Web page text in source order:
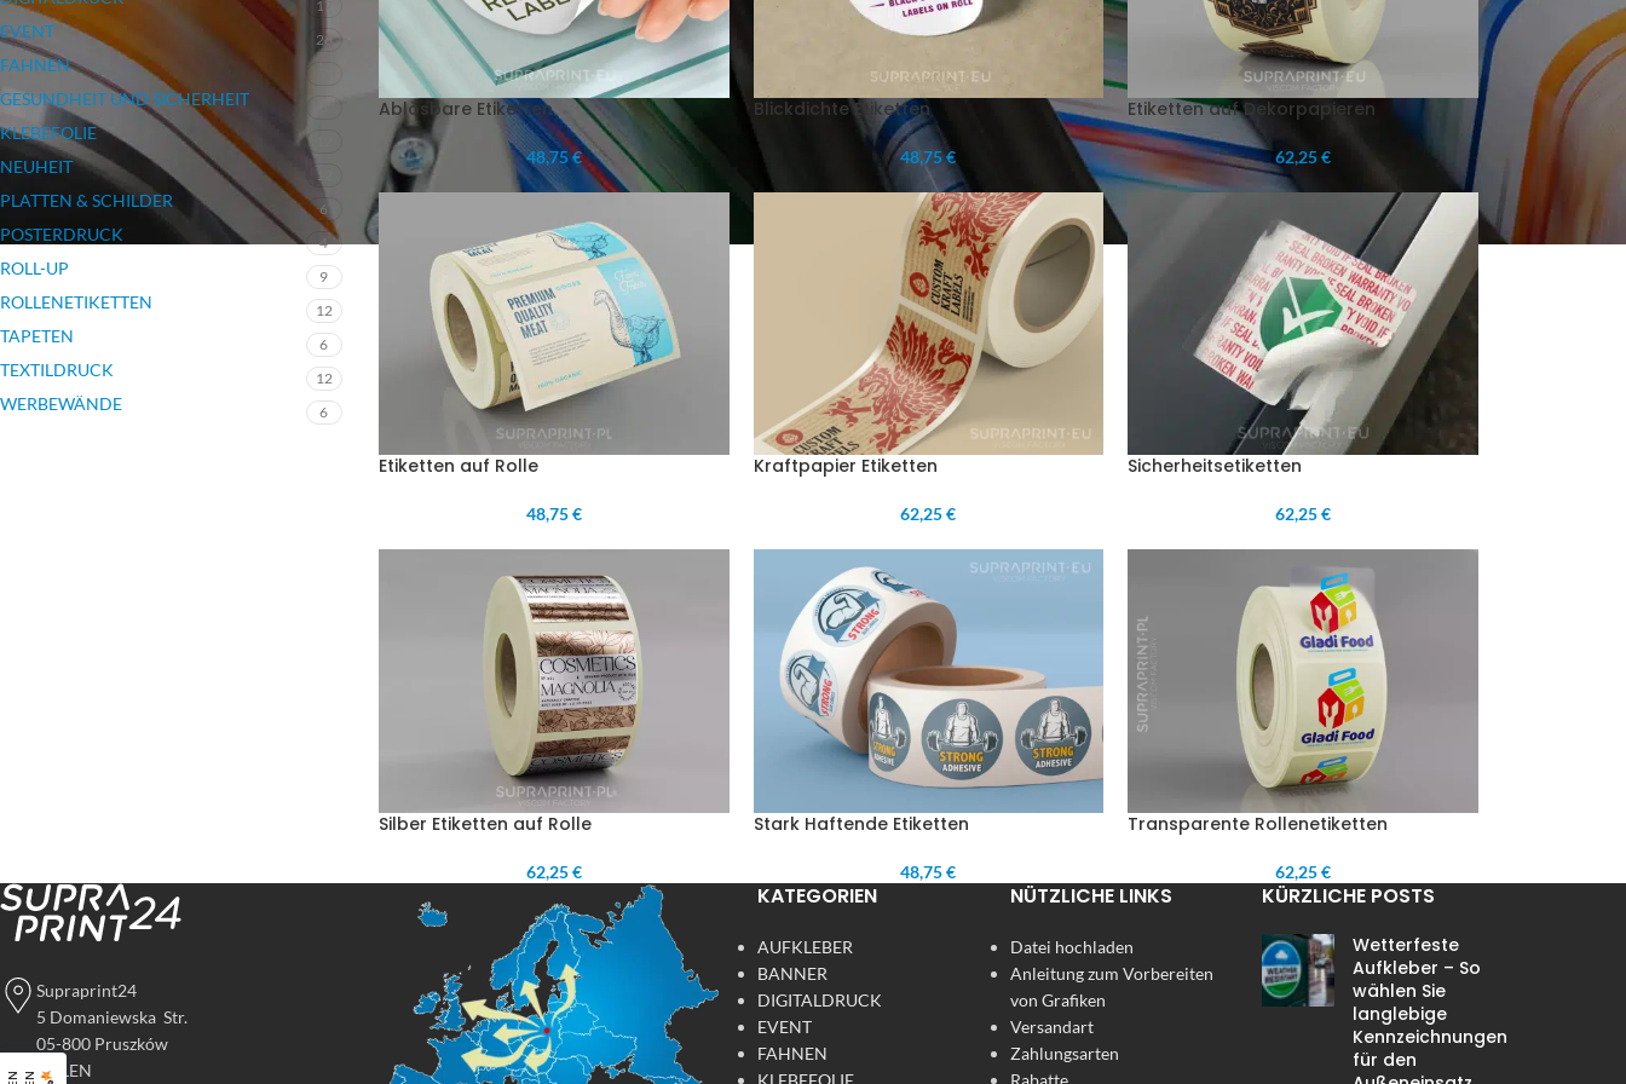
17
EVENT 26
FAHNEN
GESUNDHEIT UND SICHERHEIT
KLEBEFOLIE
NEUHEIT 12
PLATTEN & SCHILDER 6
POSTERDRUCK 4
ROLL-UP 9
ROLLENETIKETTEN 12
TAPETEN 6
TEXTILDRUCK 12
WERBEWÄNDE 6
Ablösbare Etiketten
48,75 €
Blickdichte Etiketten
48,75 €
Etiketten auf Dekorpapieren
62,25 €
Etiketten auf Rolle
48,75 €
Kraftpapier Etiketten
62,25 €
Sicherheitsetiketten
62,25 €
Silber Etiketten auf Rolle
62,25 €
Stark Haftende Etiketten
48,75 €
Transparente Rollenetiketten
62,25 €
Supraprint24
5 Domaniewska Str.
05-800 Pruszków
POLEN
KATEGORIEN
AUFKLEBER
BANNER
DIGITALDRUCK
EVENT
FAHNEN
KLEBEFOLIE
NÜTZLICHE LINKS
Datei hochladen
Anleitung zum Vorbereiten
von Grafiken
Versandart
Zahlungsarten
Rabatte
KÜRZLICHE POSTS
Wetterfeste
Aufkleber – So
wählen Sie
langlebige
Kennzeichnungen
für den